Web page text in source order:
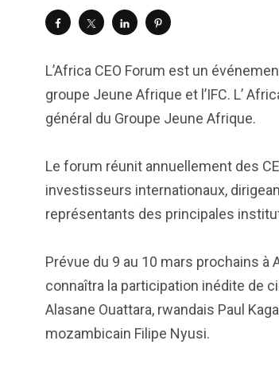
L’Africa CEO Forum est un
groupe Jeune Afrique et l’IFC. L’
général du Groupe Jeune Afrique.
Le forum réunit annuellement des
investisseurs internationaux,
représentants des principales
Prévue du 9 au 10 mars prochains à
connaîtra la participation inédite de
Alasane Ouattara, rwandais Paul
mozambicain Filipe Nyusi.